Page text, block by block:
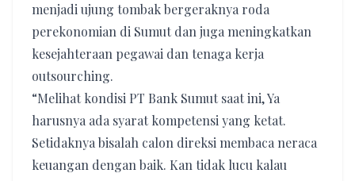
menjadi ujung tombak bergeraknya roda
perekonomian di Sumut dan juga meningkatkan
kesejahteraan pegawai dan tenaga kerja
outsourching.
“Melihat kondisi PT Bank Sumut saat ini, Ya
harusnya ada syarat kompetensi yang ketat.
Setidaknya bisalah calon direksi membaca neraca
keuangan dengan baik. Kan tidak lucu kalau